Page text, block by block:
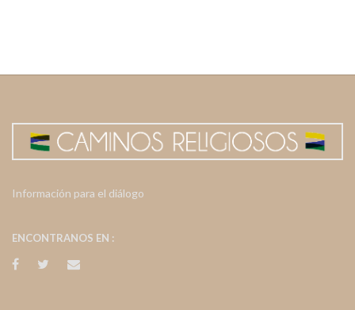
Información para el diálogo
ENCONTRANOS EN :